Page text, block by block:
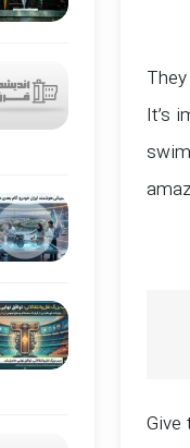
It’s
Give